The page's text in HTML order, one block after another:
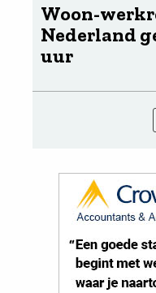
Woon-
Nederland
uur